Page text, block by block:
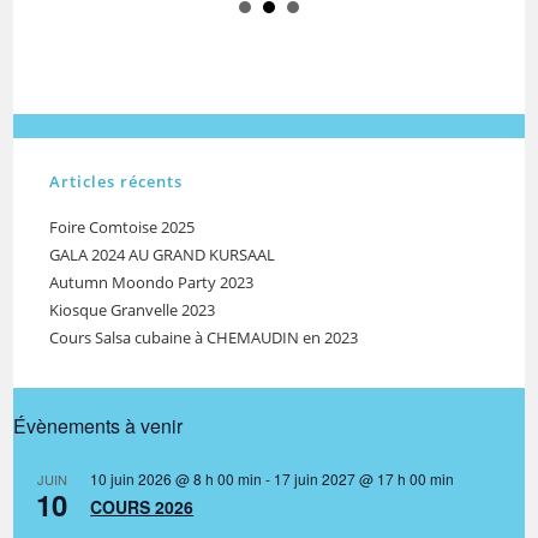
Articles récents
Foire Comtoise 2025
GALA 2024 AU GRAND KURSAAL
Autumn Moondo Party 2023
Kiosque Granvelle 2023
Cours Salsa cubaine à CHEMAUDIN en 2023
Évènements à venir
JUIN
10
10 juin 2026 @ 8 h 00 min - 17 juin 2027 @ 17 h 00 min
COURS 2026